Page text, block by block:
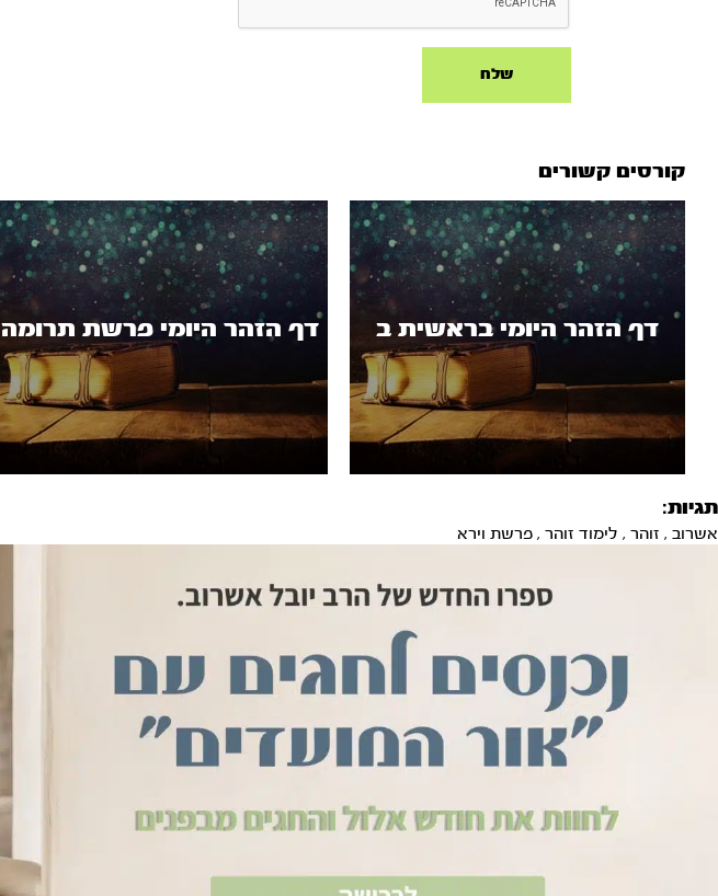
קורסים קשורים
דף הזהר היומי בראשית ב דף הזהר היומי פרשת תרומה
תגיות:
אשרוב , זוהר , לימוד זוהר , פרשת וירא